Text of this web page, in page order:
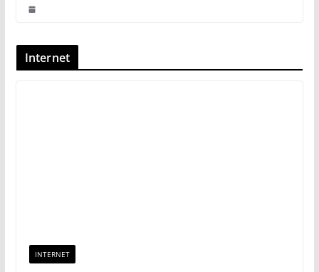
Internet
INTERNET